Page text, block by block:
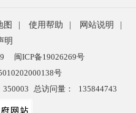
图 使用帮助 网站说明
明
闽ICP备19026269号
号
350003 总访问量： 135844743